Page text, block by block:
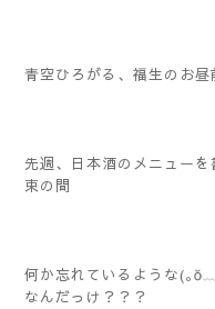
青空ひろがる、福生の
先週、日本酒のメニュー
束の間
何か忘れているような(｡
なんだっけ？？？